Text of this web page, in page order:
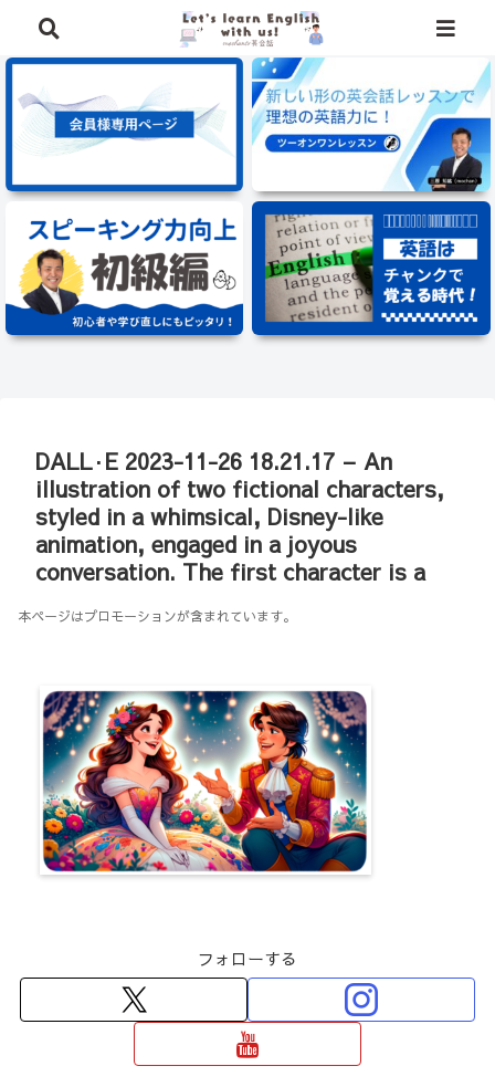
⭐️英語学習に役立つ、豪華特典を無料でプレゼント中⭐️
DALL·E 2023-11-26 18.21.17 – An
illustration of two fictional characters,
styled in a whimsical, Disney-like
animation, engaged in a joyous
conversation. The first character is a
本ページはプロモーションが含まれています。
フォローする